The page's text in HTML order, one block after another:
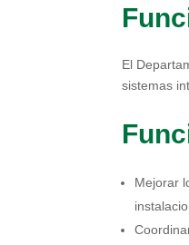
El
sistemas
Mejorar